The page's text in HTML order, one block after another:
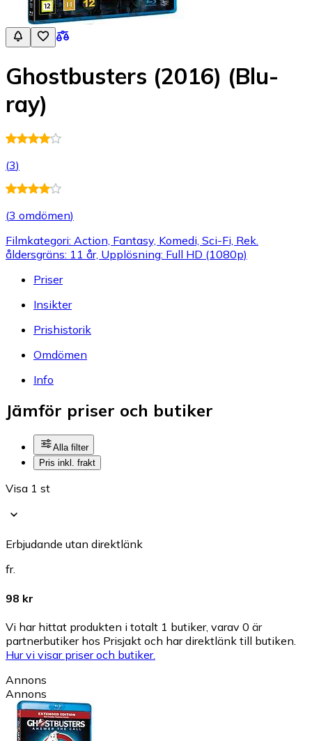
Ghostbusters (2016) (Blu-
ray)
(3)
(3 omdömen)
Filmkategori: Action, Fantasy, Komedi, Sci-Fi, Rek.
åldersgräns: 11 år, Upplösning: Full HD (1080p)
Priser
Insikter
Prishistorik
Omdömen
Info
Jämför priser och butiker
Alla filter
Pris inkl. frakt
Visa 1 st
Erbjudande utan direktlänk
fr.
98 kr
Vi har hittat produkten i totalt 1 butiker, varav 0 är
partnerbutiker hos Prisjakt och har direktlänk till butiken.
Hur vi visar priser och butiker.
Annons
Annons